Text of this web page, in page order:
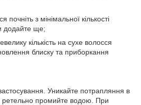
почніть з мінімальної кількості
додайте ще;
кількість на сухе волосся
блиску та приборкання
Уникайте потрапляння в
ретельно промийте водою. При